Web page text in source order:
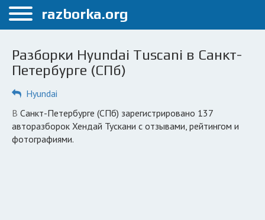
Меню
Санкт-Петербург
Каталог разборок
Автосервисы
Разборки Hyundai Tuscani в Санкт-
Петербурге (СПб)
Hyundai
в Санкт-Петербурге (СПб) зарегистрировано 137
авторазборок Хендай Тускани с отзывами, рейтингом и
фотографиями.
razborka.org